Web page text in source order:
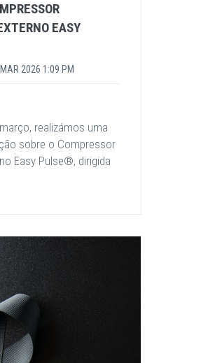
EASY
2026 1:09 PM
realizámos uma
sobre o Compressor
Easy Pulse®, dirigida